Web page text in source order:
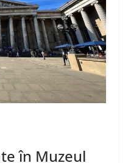
în Muzeul